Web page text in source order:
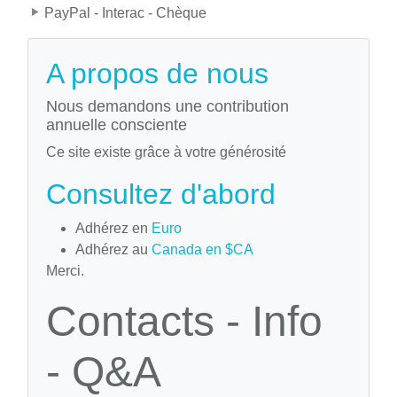
PayPal - Interac - Chèque
A propos de nous
Nous demandons une contribution
annuelle consciente
Ce site existe grâce à votre générosité
Consultez d'abord
Adhérez en Euro
Adhérez au Canada en $CA
Merci.
Contacts - Info
- Q&A